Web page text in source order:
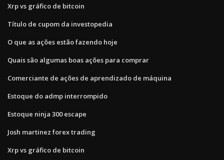
Xrp vs gráfico de bitcoin
Título de cupom da investopedia
O que as ações estão fazendo hoje
Quais são algumas boas ações para comprar
Comerciante de ações de aprendizado de máquina
Estoque do admp interrompido
Estoque ninja 300 escape
Josh martinez forex trading
Xrp vs gráfico de bitcoin